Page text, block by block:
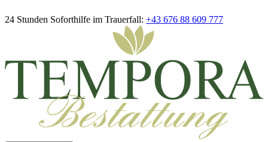
24 Stunden Soforthilfe im Trauerfall: +43 676 88 609 777